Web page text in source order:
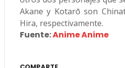
Akane y Kotarō son
Hira, respectivamente.
Fuente:Anime Anime